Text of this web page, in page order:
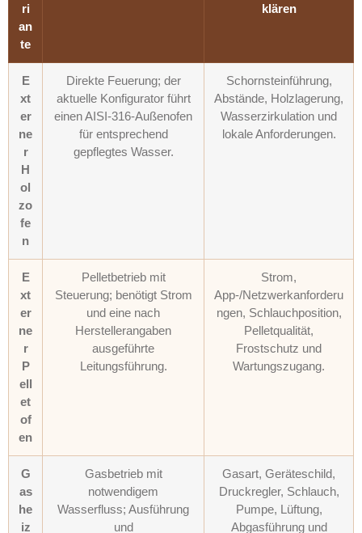
ri
an
te
klären
E
xt
er
ne
r
H
ol
zo
fe
n
Direkte Feuerung; der
aktuelle Konfigurator führt
einen AISI-316-Außenofen
für entsprechend
gepflegtes Wasser.
Schornsteinführung,
Abstände, Holzlagerung,
Wasserzirkulation und
lokale Anforderungen.
E
xt
er
ne
r
P
ell
et
of
en
Pelletbetrieb mit
Steuerung; benötigt Strom
und eine nach
Herstellerangaben
ausgeführte
Leitungsführung.
Strom,
App-/Netzwerkanforderu
ngen, Schlauchposition,
Pelletqualität,
Frostschutz und
Wartungszugang.
G
as
he
iz
Gasbetrieb mit
notwendigem
Wasserfluss; Ausführung
und
Gasart, Geräteschild,
Druckregler, Schlauch,
Pumpe, Lüftung,
Abgasführung und